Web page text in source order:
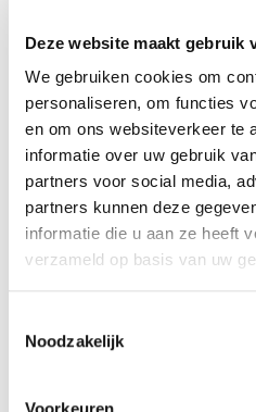
Deze website maakt gebruik
We gebruiken cookies om
personaliseren, om functies
en om ons websiteverkeer te
informatie over uw gebruik
partners voor social media,
partners kunnen deze
informatie die u aan ze heeft
verzameld op basis van uw
Noodzakelijk
Voorkeuren
jongeren. Naast de
ontvangen, bieden we hen
via competentiemecenaat.
voor het eerst deelnemen
programma zijnPlay4Peace
D’Une Cime à l’Autre,
enHipPopRockstars .
Tenslotte zullen de
De